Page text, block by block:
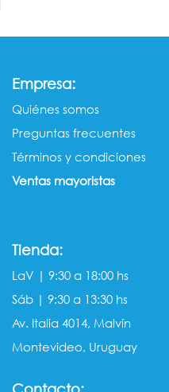
Empresa:
Quiénes somos​​
Preguntas frecuentes
Términos y condiciones
Ventas mayorista​s
Tienda:
LaV | 9:30 a 18:00 hs
Sáb | 9:30 a 13:30 hs
Av. Italia 4014, Malvín
Montevideo, Uruguay